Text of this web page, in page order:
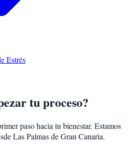
Estrés
tu proceso?
paso hacia tu bienestar. Estamos
Las Palmas de Gran Canaria.